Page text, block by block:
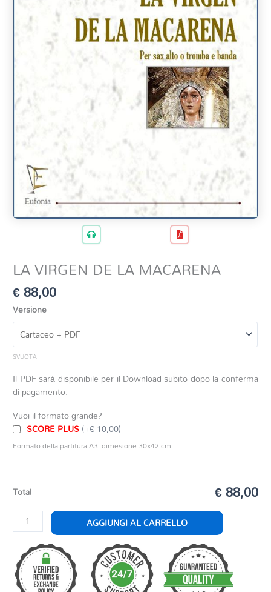
LA VIRGEN DE LA MACARENA
€88,00
Versione
SVUOTA
Il PDF sarà disponibile per il Download subito dopo la conferma
di pagamento.
Vuoi il formato grande?
SCORE PLUS(+€ 10,00)
Formato della partitura A3: dimesione 30x42 cm
Total € 88,00
LA
VIRGEN
LA
MACARENA
quantità
AGGIUNGI AL CARRELLO